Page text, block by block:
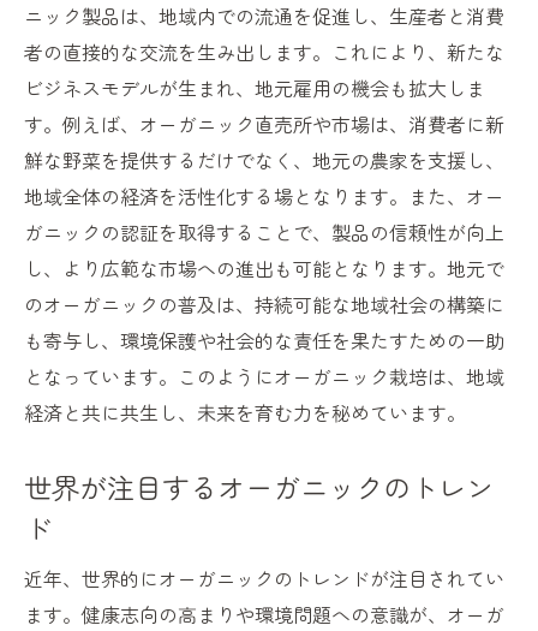
ニック製品は、地域内での流通を促進し、生産者と消費
者の直接的な交流を生み出します。これにより、新たな
ビジネスモデルが生まれ、地元雇用の機会も拡大しま
す。例えば、オーガニック直売所や市場は、消費者に新
鮮な野菜を提供するだけでなく、地元の農家を支援し、
地域全体の経済を活性化する場となります。また、オー
ガニックの認証を取得することで、製品の信頼性が向上
し、より広範な市場への進出も可能となります。地元で
のオーガニックの普及は、持続可能な地域社会の構築に
も寄与し、環境保護や社会的な責任を果たすための一助
となっています。このようにオーガニック栽培は、地域
経済と共に共生し、未来を育む力を秘めています。
世界が注目するオーガニックのトレン
ド
近年、世界的にオーガニックのトレンドが注目されてい
ます。健康志向の高まりや環境問題への意識が、オーガ